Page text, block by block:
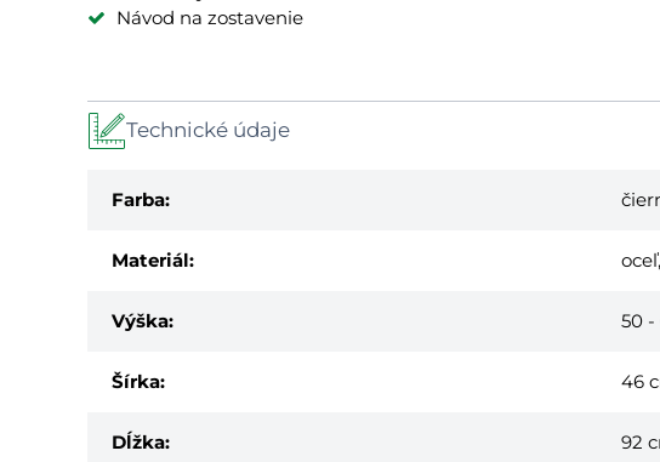
Návod na zostavenie
Technické údaje
Farba:
Materiál:
Výška: 50 -
Šírka: 46
Dĺžka: 92